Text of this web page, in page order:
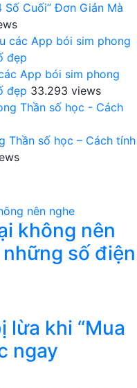
Số Cuối” Đơn Giản Mà
App bói sim phong
đẹp 33.293 views
số học – Cách tính
không nên
số điện
lừa khi “Mua
ngay